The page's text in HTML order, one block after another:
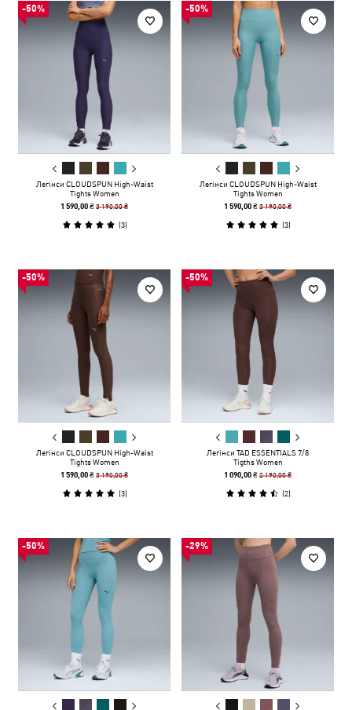
-50%
Легінси CLOUDSPUN High-Waist
Tights Women
1 590,00 ₴3 190,00 ₴
(3)
-50%
Легінси CLOUDSPUN High-Waist
Tights Women
1 590,00 ₴3 190,00 ₴
(3)
-50%
Легінси CLOUDSPUN High-Waist
Tights Women
1 590,00 ₴3 190,00 ₴
(3)
-50%
Легінси TAD ESSENTIALS 7/8
Tigths Women
1 090,00 ₴2 190,00 ₴
(2)
-50% -29%